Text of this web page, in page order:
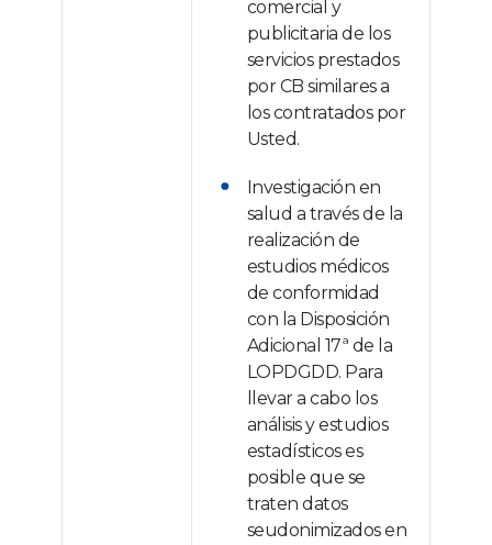
comercial y
publicitaria de los
servicios prestados
por CB similares a
los contratados por
Usted.
Investigación en
salud a través de la
realización de
estudios médicos
de conformidad
con la Disposición
Adicional 17ª de la
LOPDGDD. Para
llevar a cabo los
análisis y estudios
estadísticos es
posible que se
traten datos
seudonimizados en